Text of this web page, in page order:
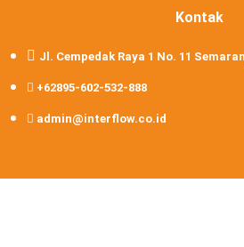
Kontak
Jl. Cempedak Raya 1 No. 11
+62895-602-532-888
admin@interflow.co.id